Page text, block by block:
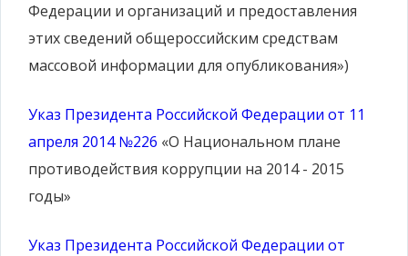
Федерации и организаций и предоставления
этих сведений общероссийским средствам
массовой информации для опубликования»)
Указ Президента Российской Федерации от 11
апреля 2014 №226 «О Национальном плане
противодействия коррупции на 2014 - 2015
годы»
Указ Президента Российской Федерации от